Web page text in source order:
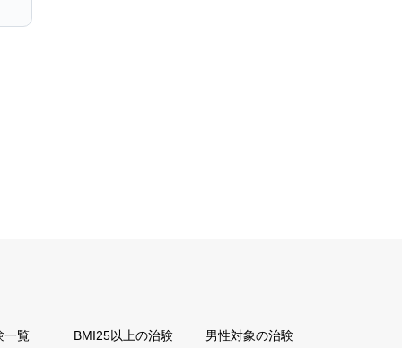
一覧 BMI25以上の治験 男性対象の治験